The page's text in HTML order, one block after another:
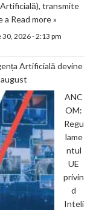
transmite
a Read more »
30, 2026 - 2:13 pm
Artificială devine
august
ANC
OM:
Regu
lame
ntul
UE
privin
d
Inteli